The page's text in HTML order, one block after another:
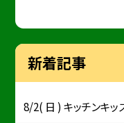
新着記事
8/2( 日 ) キッチンキッ